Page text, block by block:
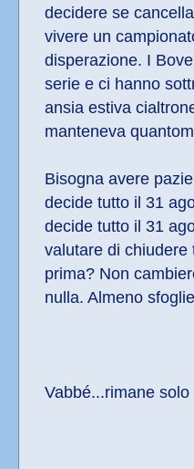
decidere se
vivere un
disperazione. I
serie e ci hanno
ansia estiva
manteneva
Bisogna avere
decide tutto il 31
decide tutto il 31
valutare di chiudere
prima? Non
nulla. Almeno
Vabbé...rimane